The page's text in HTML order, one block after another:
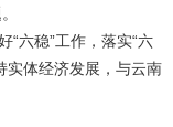
六稳”工作，落实“六
实体经济发展，与云南